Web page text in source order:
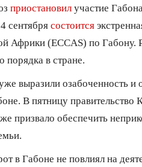
приостановил участие
сентября состоится
Африки (ECCAS) по Габону.
порядка в стране.
выразили озабоченность и
В пятницу
призвало обеспечить
в Габоне не повлиял на